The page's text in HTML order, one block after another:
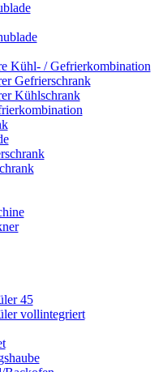
Kühl- / Gefrierkombination
Gefrierschrank
Kühlschrank
45
vollintegriert